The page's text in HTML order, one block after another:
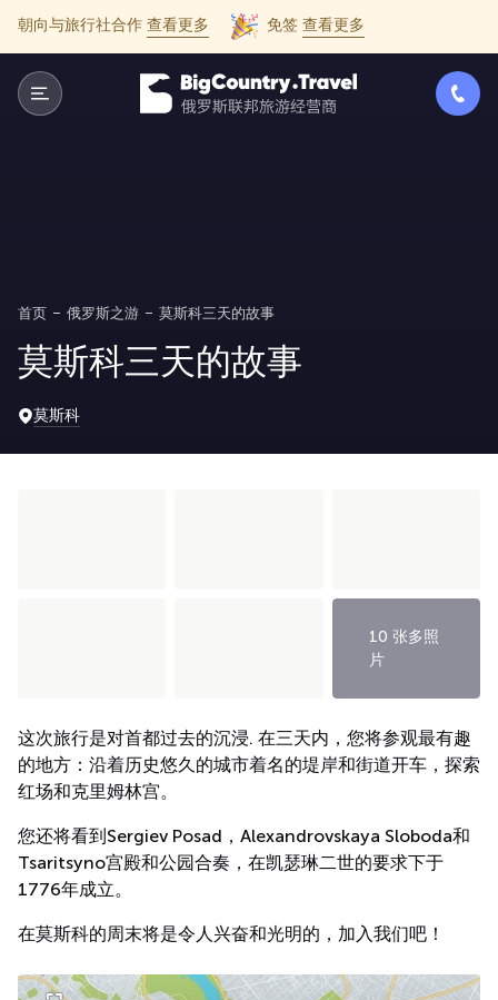
朝向与旅行社合作 查看更多 免签 查看更多
首页 俄罗斯之游 莫斯科三天的故事
莫斯科三天的故事
莫斯科
10 张多照
片
这次旅行是对首都过去的沉浸. 在三天内，您将参观最有趣
的地方：沿着历史悠久的城市着名的堤岸和街道开车，探索
红场和克里姆林宫。
您还将看到Sergiev Posad，Alexandrovskaya Sloboda和
Tsaritsyno宫殿和公园合奏，在凯瑟琳二世的要求下于
1776年成立。
在莫斯科的周末将是令人兴奋和光明的，加入我们吧！